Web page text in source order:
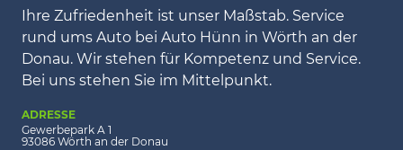
Ihre Zufriedenheit ist unser Maßstab. Service
rund ums Auto bei Auto Hünn in Wörth an der
Donau. Wir stehen für Kompetenz und Service.
Bei uns stehen Sie im Mittelpunkt.
ADRESSE
Gewerbepark A 1
93086 Wörth an der Donau